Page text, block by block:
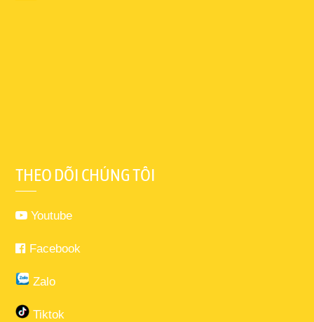
THEO DÕI CHÚNG TÔI
Youtube
Facebook
Zalo
Tiktok